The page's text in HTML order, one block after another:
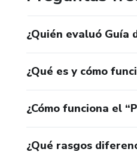
¿Quién evaluó Guía
¿Qué es y cómo
¿Cómo funciona el
¿Qué rasgos